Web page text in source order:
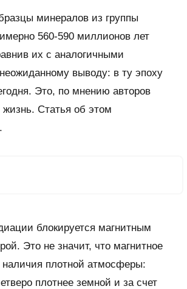
минералов из группы
560-590 миллионов лет
их с аналогичными
выводу: в ту эпоху
Это, по мнению авторов
Статья об этом
.
блокируется магнитным
Это не значит, что магнитное
плотной атмосферы:
плотнее земной и за счет